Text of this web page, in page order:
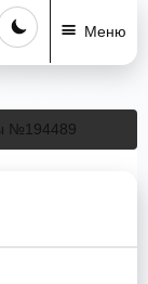
Меню
№194489